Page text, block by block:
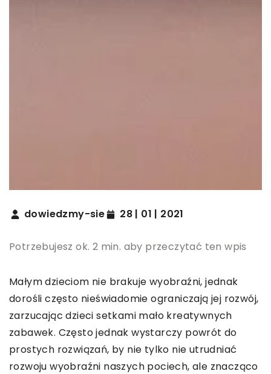
dowiedzmy-sie 28 | 01 | 2021
Potrzebujesz ok. 2 min. aby przeczytać ten wpis
Małym dzieciom nie brakuje wyobraźni, jednak
dorośli często nieświadomie ograniczają jej rozwój,
zarzucając dzieci setkami mało kreatywnych
zabawek. Często jednak wystarczy powrót do
prostych rozwiązań, by nie tylko nie utrudniać
rozwoju wyobraźni naszych pociech, ale znacząco